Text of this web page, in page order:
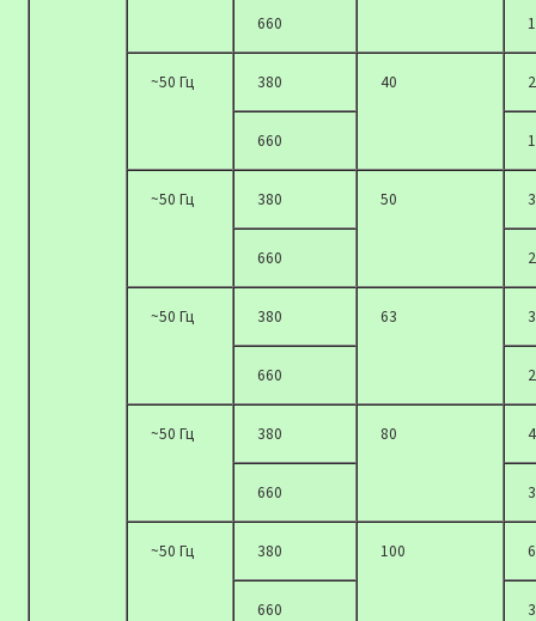
660
~50 Гц 380 40
660
~50 Гц 380 50
660
~50 Гц 380 63
660
~50 Гц 380 80
660
~50 Гц 380 100
660